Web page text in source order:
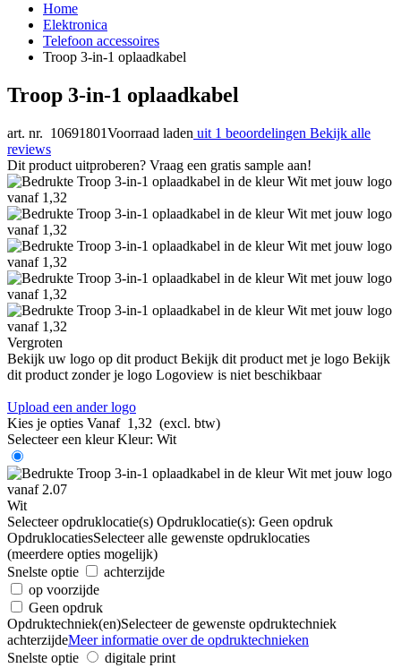
Home
Elektronica
Telefoon accessoires
Troop 3-in-1 oplaadkabel
Troop 3-in-1 oplaadkabel
art. nr. 10691801Voorraad laden uit 1 beoordelingen Bekijk alle
reviews
Dit product uitproberen? Vraag een gratis sample aan!
Vergroten
Bekijk uw logo op dit product Bekijk dit product met je logo Bekijk
dit product zonder je logo Logoview is niet beschikbaar
Upload een ander logo
Kies je opties Vanaf 1,32 (excl. btw)
Selecteer een kleur Kleur: Wit
Wit
Selecteer opdruklocatie(s) Opdruklocatie(s): Geen opdruk
OpdruklocatiesSelecteer alle gewenste opdruklocaties
(meerdere opties mogelijk)
Snelste optie
achterzijde
op voorzijde
Geen opdruk
Opdruktechniek(en)Selecteer de gewenste opdruktechniek
achterzijdeMeer informatie over de opdruktechnieken
Snelste optie
digitale print